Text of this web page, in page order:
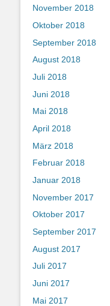
November 2018
Oktober 2018
September 2018
August 2018
Juli 2018
Juni 2018
Mai 2018
April 2018
März 2018
Februar 2018
Januar 2018
November 2017
Oktober 2017
September 2017
August 2017
Juli 2017
Juni 2017
Mai 2017